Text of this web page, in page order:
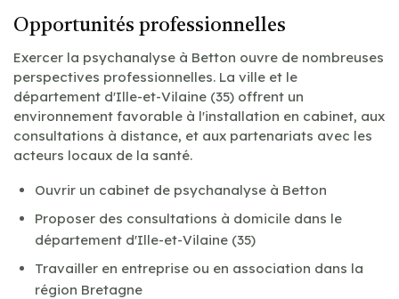
Opportunités professionnelles
Exercer la psychanalyse à Betton ouvre de nombreuses
perspectives professionnelles. La ville et le
département d'Ille-et-Vilaine (35) offrent un
environnement favorable à l'installation en cabinet, aux
consultations à distance, et aux partenariats avec les
acteurs locaux de la santé.
Ouvrir un cabinet de psychanalyse à Betton
Proposer des consultations à domicile dans le
département d'Ille-et-Vilaine (35)
Travailler en entreprise ou en association dans la
région Bretagne